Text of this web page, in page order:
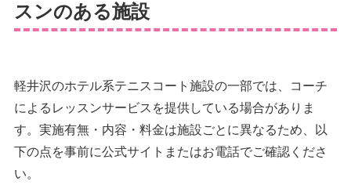
スンのある施設
軽井沢のホテル系テニスコート施設の一部では、コーチ
によるレッスンサービスを提供している場合がありま
す。実施有無・内容・料金は施設ごとに異なるため、以
下の点を事前に公式サイトまたはお電話でご確認くださ
い。